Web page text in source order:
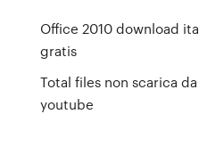
Office 2010 download ita
gratis
Total files non scarica da
youtube